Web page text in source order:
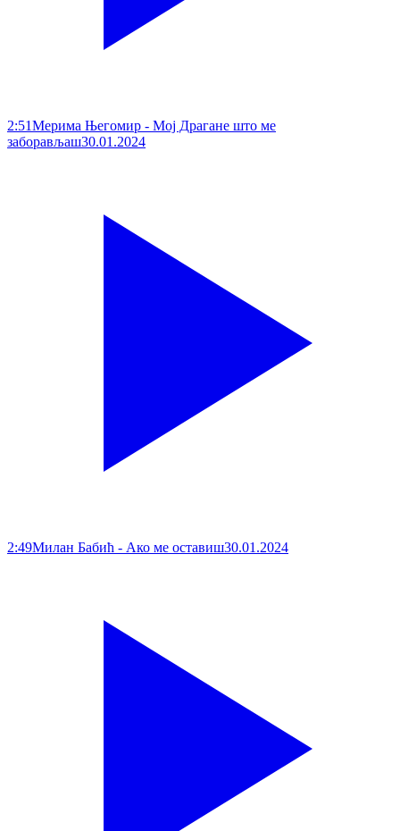
2:51Мерима Његомир - Мој Драгане што ме
заборављаш30.01.2024
2:49Милан Бабић - Ако ме оставиш30.01.2024